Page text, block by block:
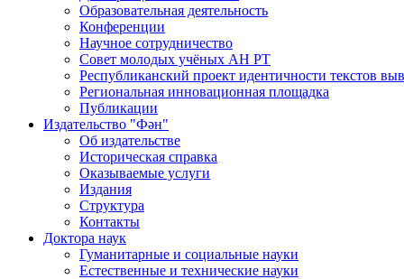
Образовательная деятельность
Конференции
Научное сотрудничество
Совет молодых учёных АН РТ
Республиканский проект идентичности текстов
Региональная инновационная площадка
Публикации
Издательство "Фән"
Об издательстве
Историческая справка
Оказываемые услуги
Издания
Структура
Контакты
Доктора наук
Гуманитарные и социальные науки
Естественные и технические науки